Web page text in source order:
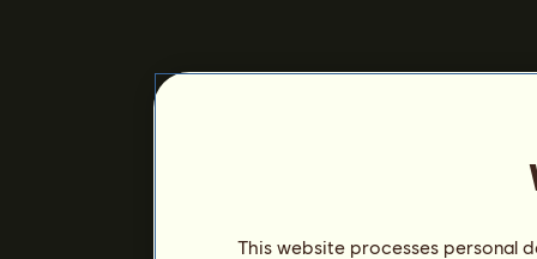
This website processes personal